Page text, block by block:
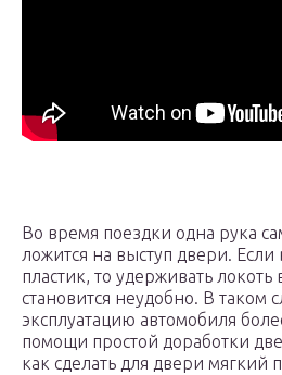
Во время поездки одна рука
ложится на выступ двери.
пластик, то удерживать локоть
становится неудобно. В таком
эксплуатацию автомобиля
помощи простой доработки
как сделать для двери мягкий